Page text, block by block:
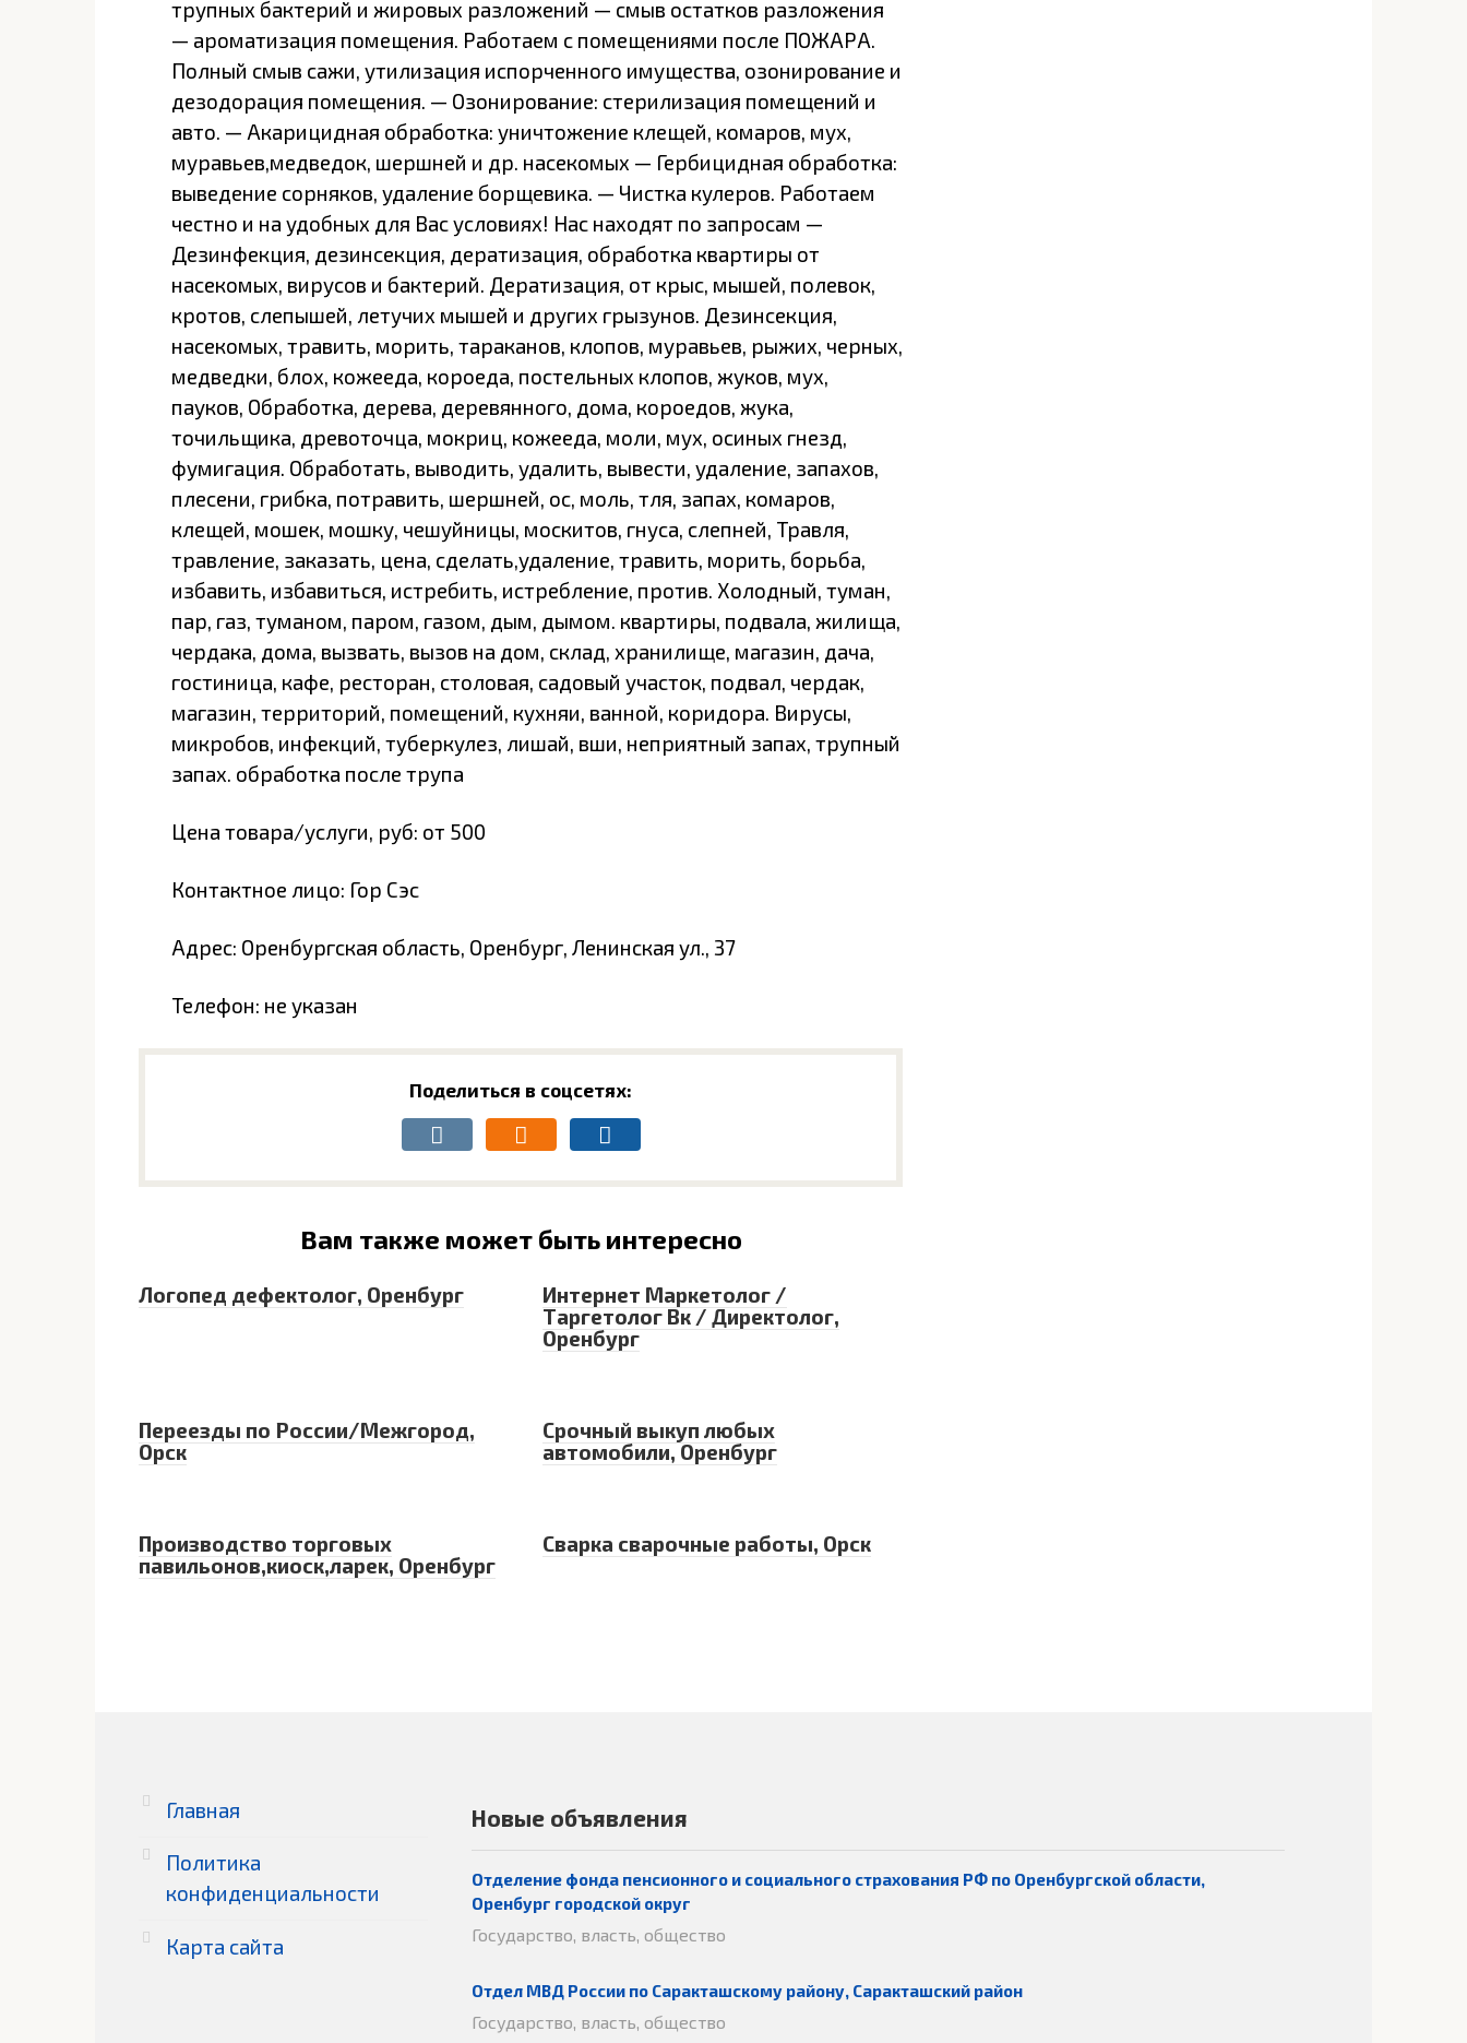
трупных бактерий и жировых разложений — смыв остатков разложения
— ароматизация помещения. Работаем с помещениями после ПОЖАРА.
Полный смыв сажи, утилизация испорченного имущества, озонирование и
дезодорация помещения. — Озонирование: стерилизация помещений и
авто. — Акарицидная обработка: уничтожение клещей, комаров, мух,
муравьев,медведок, шершней и др. насекомых — Гербицидная обработка:
выведение сорняков, удаление борщевика. — Чистка кулеров. Работаем
честно и на удобных для Вас условиях! Нас находят по запросам —
Дезинфекция, дезинсекция, дератизация, обработка квартиры от
насекомых, вирусов и бактерий. Дератизация, от крыс, мышей, полевок,
кротов, слепышей, летучих мышей и других грызунов. Дезинсекция,
насекомых, травить, морить, тараканов, клопов, муравьев, рыжих, черных,
медведки, блох, кожееда, короеда, постельных клопов, жуков, мух,
пауков, Обработка, дерева, деревянного, дома, короедов, жука,
точильщика, древоточца, мокриц, кожееда, моли, мух, осиных гнезд,
фумигация. Обработать, выводить, удалить, вывести, удаление, запахов,
плесени, грибка, потравить, шершней, ос, моль, тля, запах, комаров,
клещей, мошек, мошку, чешуйницы, москитов, гнуса, слепней, Травля,
травление, заказать, цена, сделать,удаление, травить, морить, борьба,
избавить, избавиться, истребить, истребление, против. Холодный, туман,
пар, газ, туманом, паром, газом, дым, дымом. квартиры, подвала, жилища,
чердака, дома, вызвать, вызов на дом, склад, хранилище, магазин, дача,
гостиница, кафе, ресторан, столовая, садовый участок, подвал, чердак,
магазин, территорий, помещений, кухняи, ванной, коридора. Вирусы,
микробов, инфекций, туберкулез, лишай, вши, неприятный запах, трупный
запах. обработка после трупа
Цена товара/услуги, руб: от 500
Контактное лицо: Гор Сэс
Адрес: Оренбургская область, Оренбург, Ленинская ул., 37
Телефон: не указан
Поделиться в соцсетях:
Вам также может быть интересно
Логопед дефектолог, Оренбург
Интернет Маркетолог /
Таргетолог Вк / Директолог,
Оренбург
Переезды по России/Межгород,
Орск
Срочный выкуп любых
автомобили, Оренбург
Производство торговых
павильонов,киоск,ларек, Оренбург
Сварка сварочные работы, Орск
Главная
Политика
конфиденциальности
Карта сайта
Новые объявления
Отделение фонда пенсионного и социального страхования РФ по Оренбургской области,
Оренбург городской округ
Государство, власть, общество
Отдел МВД России по Саракташскому району, Саракташский район
Государство, власть, общество